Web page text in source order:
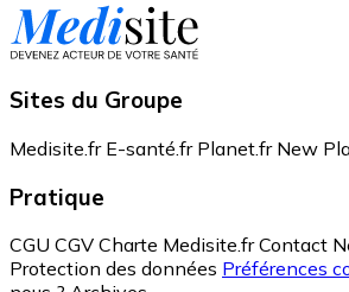
Sites du Groupe
Medisite.fr E-santé.fr Planet.fr New
Pratique
CGU CGV Charte Medisite.fr Contact
Protection des données Préférences